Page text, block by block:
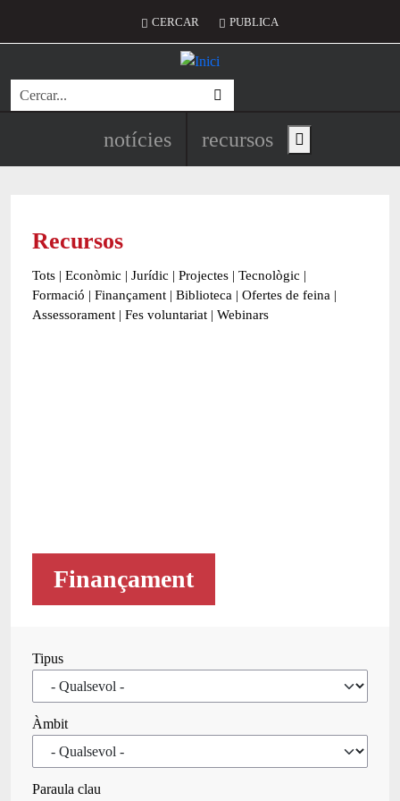
Menú del compte d'usuari
CERCAR PUBLICA
Cerca
Navegació principal de
notícies recursos Show main menu
Recursos
Tots | Econòmic | Jurídic | Projectes | Tecnològic |
Formació | Finançament | Biblioteca | Ofertes de feina |
Assessorament | Fes voluntariat | Webinars
Finançament
Tipus
Àmbit
Paraula clau